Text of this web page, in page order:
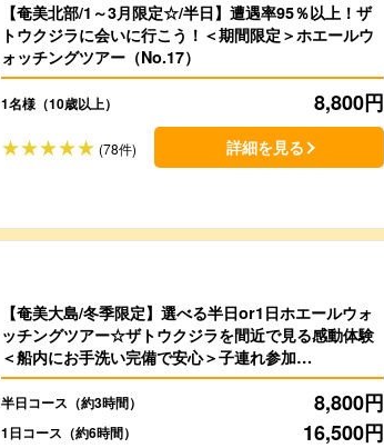
【奄美北部/1～3月限定☆/半日】遭遇率95％以上！ザ
トウクジラに会いに行こう！＜期間限定＞ホエールウ
ォッチングツアー（No.17）
1名様（10歳以上） 8,800円
(78件) 詳細を見る
【奄美大島/冬季限定】選べる半日or1日ホエールウォ
ッチングツアー☆ザトウクジラを間近で見る感動体験
＜船内にお手洗い完備で安心＞子連れ参加
OK♪（No.70）
半日コース（約3時間） 8,800円
1日コース（約6時間） 16,500円